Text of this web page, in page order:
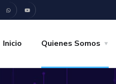
Inicio Quienes Somos